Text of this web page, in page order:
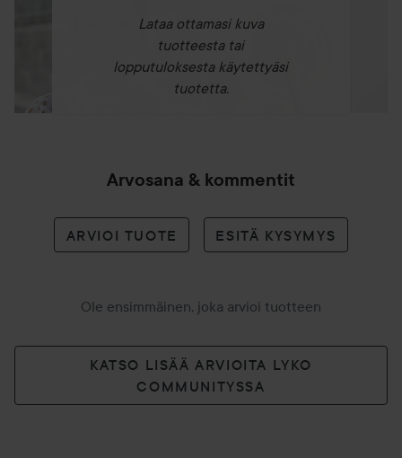
Lataa ottamasi kuva
tuotteesta tai
lopputuloksesta käytettyäsi
tuotetta.
Arvosana & kommentit
ARVIOI TUOTE ESITÄ KYSYMYS
Ole ensimmäinen, joka arvioi tuotteen
KATSO LISÄÄ ARVIOITA LYKO
COMMUNITYSSA